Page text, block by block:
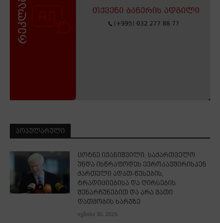
ᲞᲝᲞᲣᲚᲐᲠᲣᲚᲘ
ცოტნე ივანიშვილი: საქართველო
უნდა ისწრაფოდეს ევროკავშირისკენ
ქართული ადათ-წესების,
ტრადიციებისა და ღირსების
შენარჩუნებით და არა მათი
დათმობის ხარჯზე
ივნისი 30, 2026